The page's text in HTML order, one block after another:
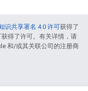
识共享署名 4.0 许可获得了
获得了许可。有关详情，请
和/或其关联公司的注册商